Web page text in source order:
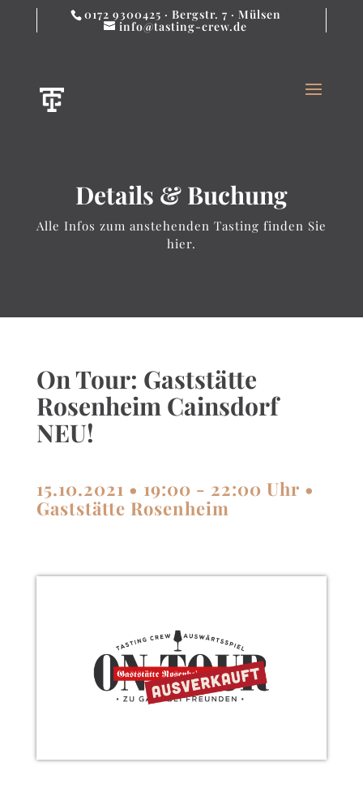
0172 9300425 · Bergstr. 7 · Mülsen
info@tasting-crew.de
Details & Buchung
Alle Infos zum anstehenden Tasting finden Sie
hier.
On Tour: Gaststätte
Rosenheim Cainsdorf
NEU!
15.10.2021 • 19:00 - 22:00 Uhr •
Gaststätte Rosenheim